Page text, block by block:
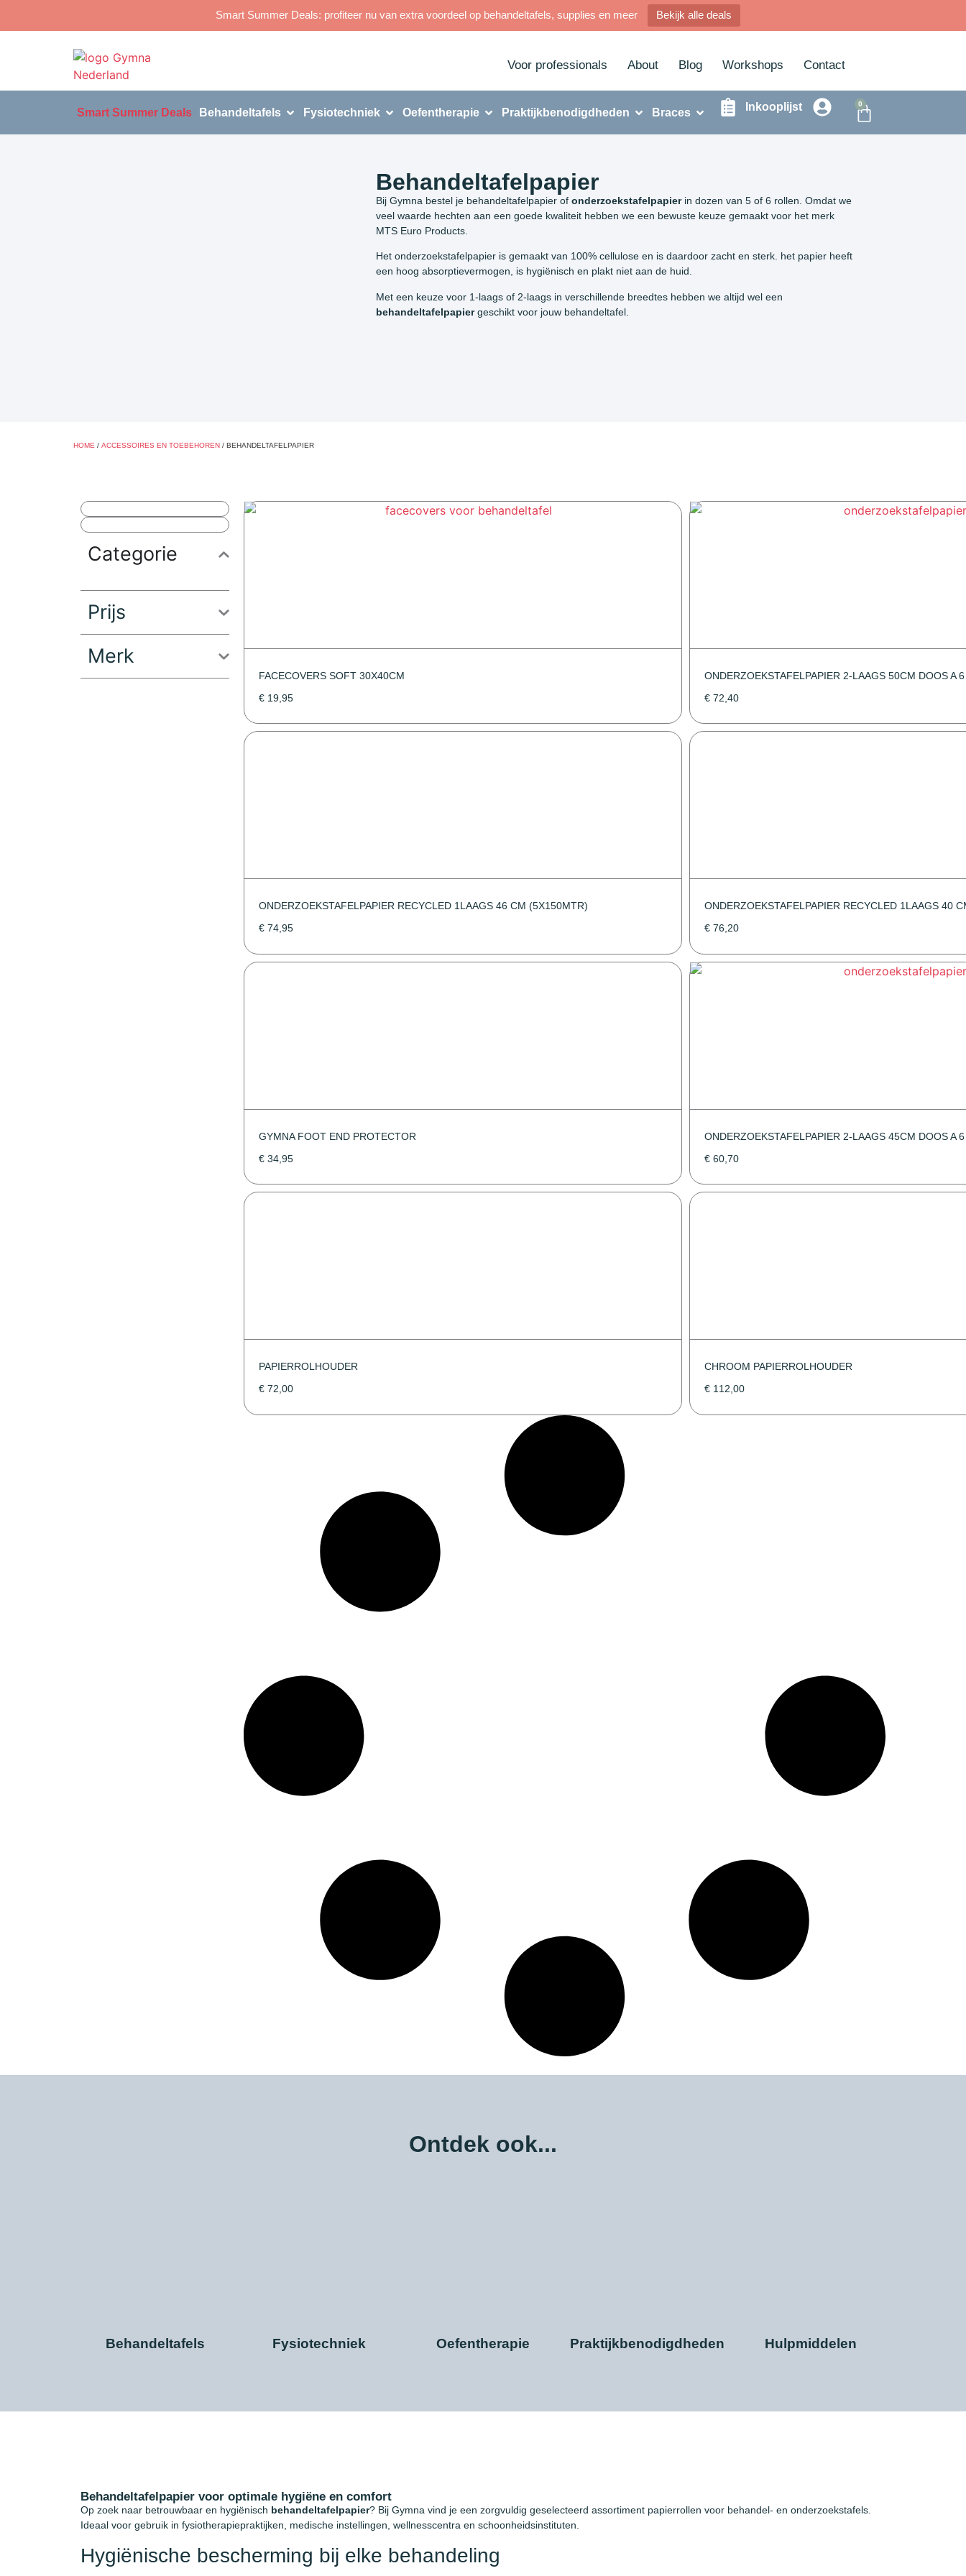
Smart Summer Deals: profiteer nu van extra voordeel op behandeltafels, supplies en meer Bekijk alle deals
Voor professionals About Blog Workshops Contact
Smart Summer Deals Behandeltafels Fysiotechniek Oefentherapie Praktijkbenodigdheden Braces Inkooplijst 0
Behandeltafelpapier
Bij Gymna bestel je behandeltafelpapier ofonderzoekstafelpapierin dozen van 5 of 6 rollen. Omdat we
veel waarde hechten aan een goede kwaliteit hebben we een bewuste keuze gemaakt voor het merk
MTS Euro Products.
Het onderzoekstafelpapier is gemaakt van 100% cellulose en is daardoor zacht en sterk. het papier heeft
een hoog absorptievermogen, is hygiënisch en plakt niet aan de huid.
Met een keuze voor 1-laags of 2-laags in verschillende breedtes hebben we altijd wel een
behandeltafelpapiergeschikt voor jouw behandeltafel.
HOME / ACCESSOIRES EN TOEBEHOREN / BEHANDELTAFELPAPIER
Categorie
Prijs
Merk
FACECOVERS SOFT 30X40CM
€ 19,95
ONDERZOEKSTAFELPAPIER 2-LAAGS 50CM DOOS A
€ 72,40
ONDERZOEKSTAFELPAPIER RECYCLED 1LAAGS 46 CM (5X150MTR)
€ 74,95
ONDERZOEKSTAFELPAPIER RECYCLED 1LAAGS 40
€ 76,20
GYMNA FOOT END PROTECTOR
€ 34,95
ONDERZOEKSTAFELPAPIER 2-LAAGS 45CM DOOS A
€ 60,70
PAPIERROLHOUDER
€ 72,00
CHROOM PAPIERROLHOUDER
€ 112,00
Ontdek ook...
Behandeltafels Fysiotechniek Oefentherapie Praktijkbenodigdheden Hulpmiddelen
Behandeltafelpapier voor optimale hygiëne en comfort
Op zoek naar betrouwbaar en hygiënisch behandeltafelpapier? Bij Gymna vind je een zorgvuldig geselecteerd assortiment papierrollen voor behandel- en onderzoekstafels.
Ideaal voor gebruik in fysiotherapiepraktijken, medische instellingen, wellnesscentra en schoonheidsinstituten.
Hygiënische bescherming bij elke behandeling